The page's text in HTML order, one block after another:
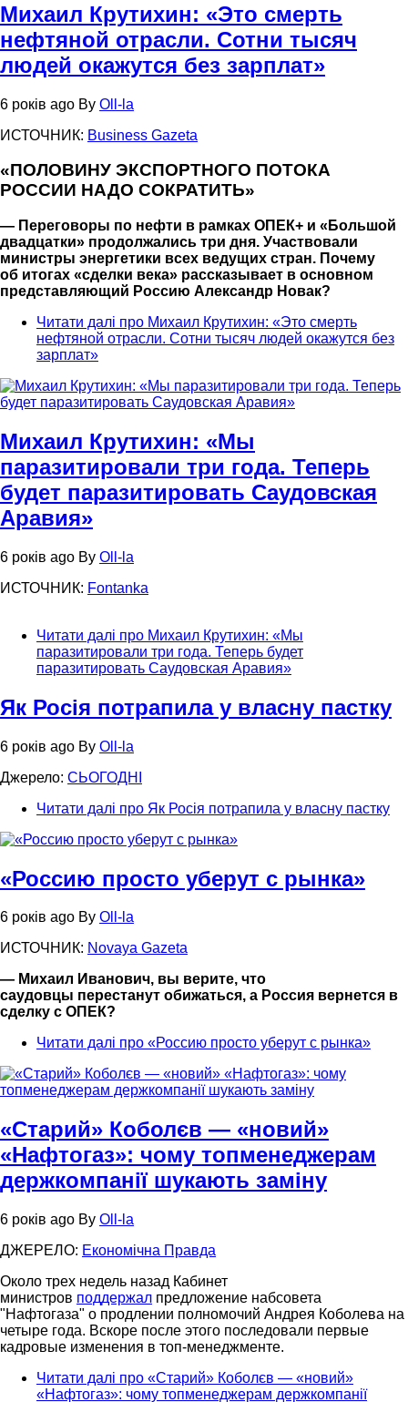
Михаил Крутихин: «Это смерть
нефтяной отрасли. Сотни тысяч
людей окажутся без зарплат»
6 років ago By Oll-la
ИСТОЧНИК: Business Gazeta
«ПОЛОВИНУ ЭКСПОРТНОГО ПОТОКА
РОССИИ НАДО СОКРАТИТЬ»
— Переговоры по нефти в рамках ОПЕК+ и «Большой
двадцатки» продолжались три дня. Участвовали
министры энергетики всех ведущих стран. Почему
об итогах «сделки века» рассказывает в основном
представляющий Россию Александр Новак?
Читати далі про Михаил Крутихин: «Это смерть
нефтяной отрасли. Сотни тысяч людей окажутся без
зарплат»
Михаил Крутихин: «Мы
паразитировали три года. Теперь
будет паразитировать Саудовская
Аравия»
6 років ago By Oll-la
ИСТОЧНИК: Fontanka
Читати далі про Михаил Крутихин: «Мы
паразитировали три года. Теперь будет
паразитировать Саудовская Аравия»
Як Росія потрапила у власну пастку
6 років ago By Oll-la
Джерело: СЬОГОДНІ
Читати далі про Як Росія потрапила у власну пастку
«Россию просто уберут c рынка»
6 років ago By Oll-la
ИСТОЧНИК: Novaya Gazeta
— Михаил Иванович, вы верите, что
саудовцы перестанут обижаться, а Россия вернется в
сделку с ОПЕК?
Читати далі про «Россию просто уберут c рынка»
«Старий» Коболєв — «новий»
«Нафтогаз»: чому топменеджерам
держкомпанії шукають заміну
6 років ago By Oll-la
ДЖЕРЕЛО: Економiчна Правда
Около трех недель назад Кабинет
министров поддержал предложение набсовета
"Нафтогаза" о продлении полномочий Андрея Коболева на
четыре года. Вскоре после этого последовали первые
кадровые изменения в топ-менеджменте.
Читати далі про «Старий» Коболєв — «новий»
«Нафтогаз»: чому топменеджерам держкомпанії